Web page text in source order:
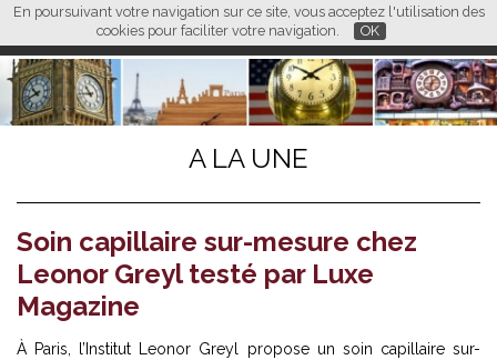
En poursuivant votre navigation sur ce site, vous acceptez l'utilisation des
cookies pour faciliter votre navigation.
OK
FR EN CN
L M
A LA UNE
Soin capillaire sur-mesure chez
Leonor Greyl testé par Luxe
Magazine
À Paris, l’Institut Leonor Greyl propose un soin capillaire sur-